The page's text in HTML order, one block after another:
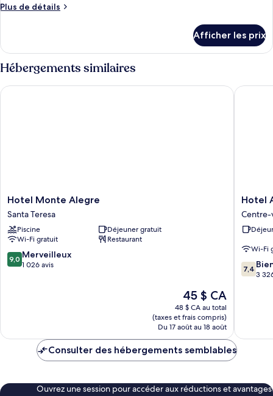
Double
Salle
de
Bains
Commune
Plus de détails
Plus
Chambre
Double
Panoramique
avec
Salle
Afficher les prix
Hébergements similaires
Hotel
Monte
Alegre
Santa
Teresa
Hotel Monte Alegre
Santa Teresa
Piscine
Déjeuner gratuit
Wi-Fi gratuit
Restaurant
9.0
sur
9,0 Merveilleux
1 026 avis
Le
prix
est
de
45 $ CA
45 $ CA
48 $ CA au total
(taxes et frais compris)
Du 17 août au 18 août
Hotel Monte Alegre
Hotel
Prime
Centre-
de
Rio
de
Hotel
Centre-
Wi-Fi
7.4
sur
7,4
3
Hotel
Consulter des hébergements semblables
Ouvrez une session pour accéder aux réductions et avantages